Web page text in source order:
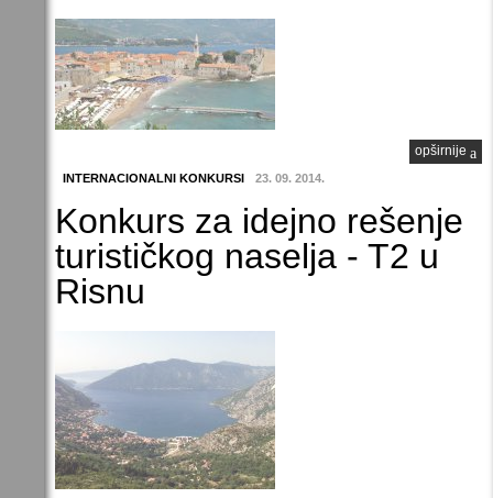
opširnije
INTERNACIONALNI KONKURSI 23. 09. 2014.
Konkurs za idejno rešenje
turističkog naselja - T2 u
Risnu